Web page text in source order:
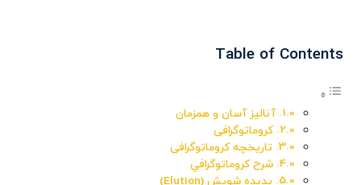
Table of Contents
آنالیز آسان و همزمان
کروماتوگرافی
تاريخچه کروماتوگرافی
شرح كروماتوگرافي
پدیده شویش (Elution)